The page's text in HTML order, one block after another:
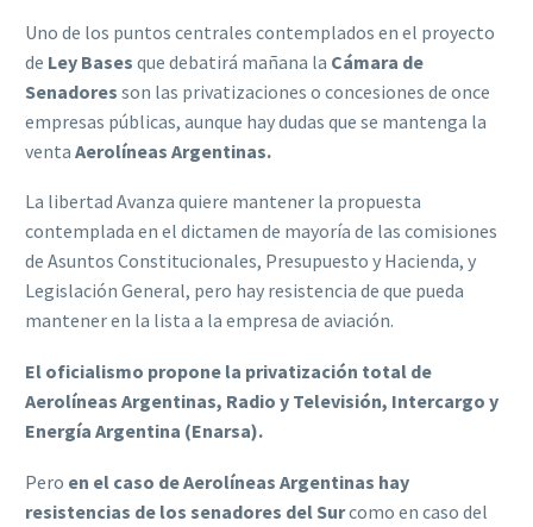
Uno de los puntos centrales contemplados en el proyecto
de Ley Bases que debatirá mañana la Cámara de
Senadores son las privatizaciones o concesiones de once
empresas públicas, aunque hay dudas que se mantenga la
venta Aerolíneas Argentinas.
La libertad Avanza quiere mantener la propuesta
contemplada en el dictamen de mayoría de las comisiones
de Asuntos Constitucionales, Presupuesto y Hacienda, y
Legislación General, pero hay resistencia de que pueda
mantener en la lista a la empresa de aviación.
El oficialismo propone la privatización total de
Aerolíneas Argentinas, Radio y Televisión, Intercargo y
Energía Argentina (Enarsa).
Pero en el caso de Aerolíneas Argentinas hay
resistencias de los senadores del Surcomo en caso del